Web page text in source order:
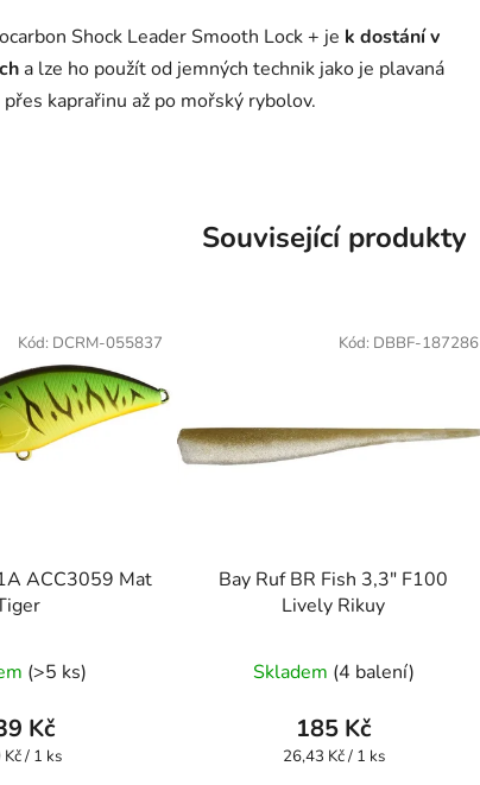
Shock Leader Smooth Lock + je k dostání v
a lze ho použít od jemných technik jako je plavaná
kaprařinu až po mořský rybolov.
Související produkty
ACC3059 Mat
(>5 ks)
Kč
/ 1 ks
Kód: DCRM-055837
Bay Ruf BR Fish 3,3" F100
Lively Rikuy
Skladem (4 balení)
185 Kč
Měrná
26,43 Kč / 1 ks
Kód: DBBF-187286